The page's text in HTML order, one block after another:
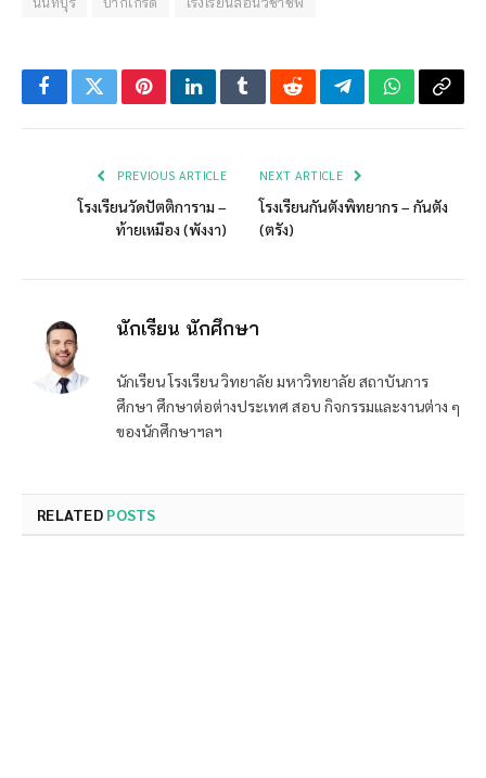
FacebookTwitterPinterestLinkedInTumblrRedditTelegramWhatsApp
Copy
PREVIOUS ARTICLE
โรงเรียนวัดปัตติการาม –
ท้ายเหมือง (พังงา)
NEXT ARTICLE
โรงเรียนกันตังพิทยากร – กันตัง
(ตรัง)
นักเรียน นักศึกษา
นักเรียน โรงเรียน วิทยาลัย มหาวิทยาลัย สถาบันการ
ศึกษา ศึกษาต่อต่างประเทศ สอบ กิจกรรมและงานต่าง ๆ
ของนักศึกษาฯลฯ
RELATED POSTS